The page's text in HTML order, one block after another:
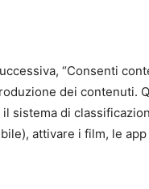
“Consenti
dei contenuti.
il sistema di
attivare i film, le